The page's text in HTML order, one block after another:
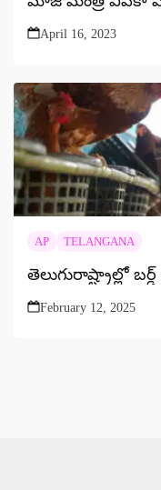
April 16, 2023
AP TELANGANA
తెలుగురాష్ట్రాల్లో బర్డ్
February 12, 2025